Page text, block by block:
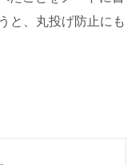
と、丸投げ防止にも